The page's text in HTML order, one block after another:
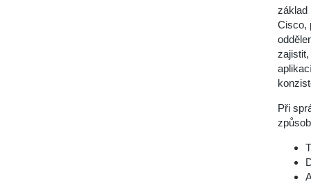
základ
Cisco,
Při